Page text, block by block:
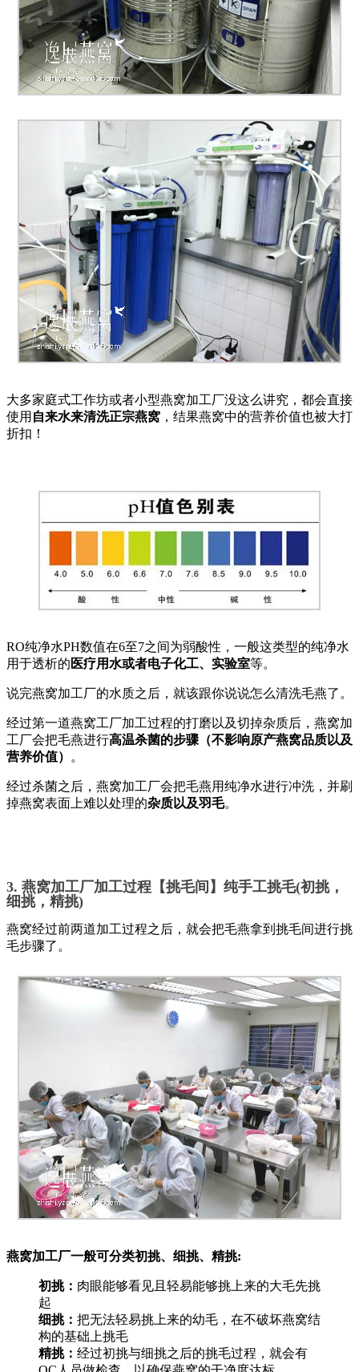
大多家庭式工作坊或者小型燕窝加工厂没这么讲究，都会直接
使用 自来水来清洗正宗燕窝 ，结果燕窝中的营养价值也被大打
折扣！
RO纯净水PH数值在6至7之间为弱酸性，一般这类型的纯净水
用于透析的 医疗用水或者电子化工、实验室等。
说完燕窝加工厂的水质之后，就该跟你说说怎么清洗毛燕了。
经过第一道燕窝工厂加工过程的打磨以及切掉杂质后，燕窝加
工厂会把毛燕进行高温杀菌的步骤（不影响原产燕窝品质以及
营养价值）
。
经过杀菌之后，燕窝加工厂会把毛燕用纯净水进行冲洗，并刷
掉燕窝表面上难以处理的杂质以及羽毛。
3. 燕窝加工厂加工过程【挑毛间】纯手工挑毛(初挑，
细挑，精挑)
燕窝经过前两道加工过程之后，就会把毛燕拿到挑毛间进行挑
毛步骤了。
燕窝加工厂一般可分类初挑、细挑、精挑:
初挑： 肉眼能够看见且轻易能够挑上来的大毛先挑
起
细挑： 把无法轻易挑上来的幼毛，在不破坏燕窝结
构的基础上挑毛
精挑： 经过初挑与细挑之后的挑毛过程，就会有